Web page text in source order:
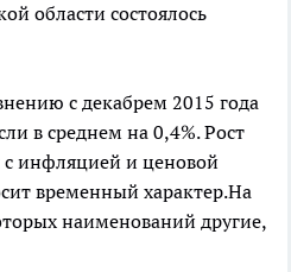
области состоялось
с декабрем 2015 года
в среднем на 0,4%. Рост
с инфляцией и ценовой
временный характер.На
наименований другие,